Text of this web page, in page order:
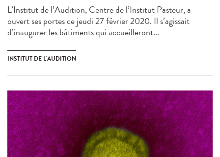
L’Institut de l’Audition, Centre de l’Institut Pasteur, a
ouvert ses portes ce jeudi 27 février 2020. Il s’agissait
d’inaugurer les bâtiments qui accueilleront...
INSTITUT DE L'AUDITION